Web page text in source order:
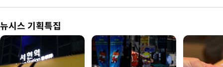
뉴시스 기획특집